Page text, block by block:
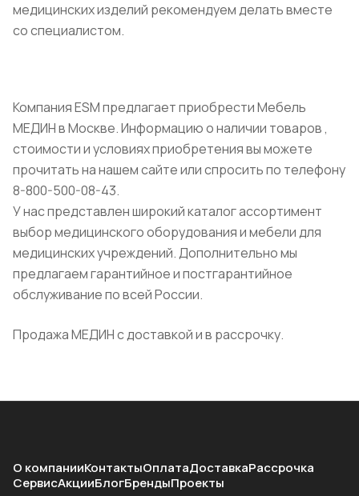
медицинских изделий рекомендуем делать вместе
со специалистом.
Компания ESM предлагает приобрести Мебель
МЕДИН в Москве. Информацию о наличии товаров ,
стоимости и условиях приобретения вы можете
прочитать на нашем сайте или спросить по телефону
8-800-500-08-43.
У нас представлен широкий каталог ассортимент
выбор медицинского оборудования и мебели для
медицинских учреждений. Дополнительно мы
предлагаем гарантийное и постгарантийное
обслуживание по всей России.
Продажа МЕДИН с доставкой и в рассрочку.
О компанииКонтактыОплатаДоставкаРассрочка
СервисАкцииБлогБрендыПроекты